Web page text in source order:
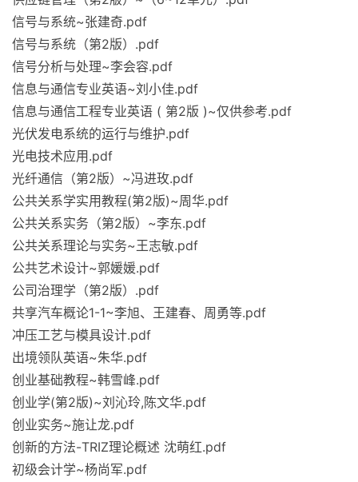
信号与系统~张建奇.pdf
信号与系统（第2版）.pdf
信号分析与处理~李会容.pdf
信息与通信专业英语~刘小佳.pdf
信息与通信工程专业英语 ( 第2版 )~仅供参考.pdf
光伏发电系统的运行与维护.pdf
光电技术应用.pdf
光纤通信（第2版）~冯进玫.pdf
公共关系学实用教程(第2版)~周华.pdf
公共关系实务（第2版）~李东.pdf
公共关系理论与实务~王志敏.pdf
公共艺术设计~郭媛媛.pdf
公司治理学（第2版）.pdf
共享汽车概论1-1~李旭、王建春、周勇等.pdf
冲压工艺与模具设计.pdf
出境领队英语~朱华.pdf
创业基础教程~韩雪峰.pdf
创业学(第2版)~刘沁玲,陈文华.pdf
创业实务~施让龙.pdf
创新的方法-TRIZ理论概述 沈萌红.pdf
初级会计学~杨尚军.pdf